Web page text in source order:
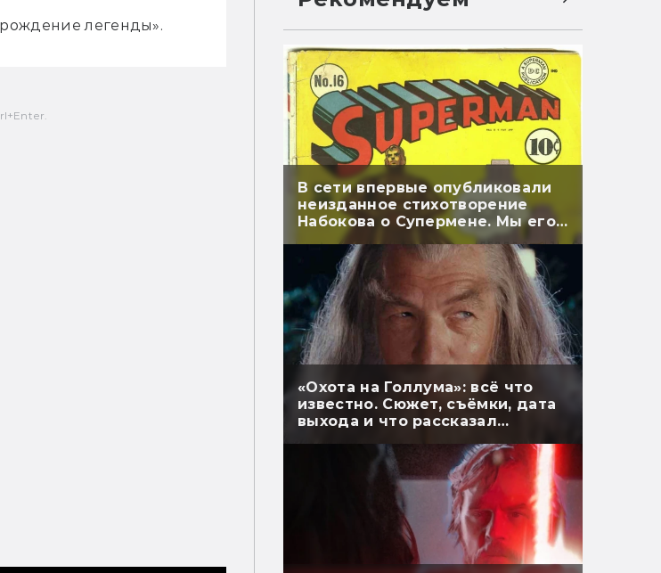
легенды».
В сети впервые опубликовали
неизданное стихотворение
Набокова о Супермене. Мы его
перевели
«Охота на Голлума»: всё что
известно. Сюжет, съёмки, дата
выхода и что рассказал